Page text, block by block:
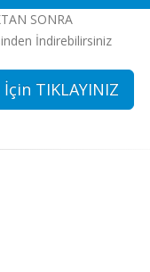
SONRA
İndirebilirsiniz
TIKLAYINIZ